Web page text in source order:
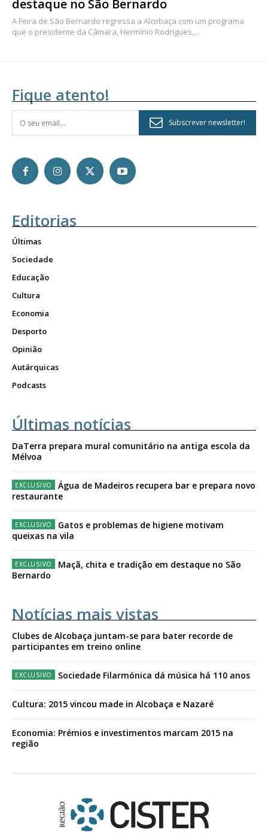
destaque no São Bernardo
A Feira de São Bernardo regressa a Alcobaça com um programa
que o presidente da Câmara, Hermínio Rodrigues,...
Fique atento!
Subscrever newsletter!
Editorias
Últimas
Sociedade
Educação
Cultura
Economia
Desporto
Opinião
Autárquicas
Podcasts
Últimas notícias
DaTerra prepara mural comunitário na antiga escola da
Mélvoa
Água de Madeiros recupera bar e prepara novo
restaurante
Gatos e problemas de higiene motivam
queixas na vila
Maçã, chita e tradição em destaque no São
Bernardo
Notícias mais vistas
Clubes de Alcobaça juntam-se para bater recorde de
participantes em treino online
Sociedade Filarmónica dá música há 110 anos
Cultura: 2015 vincou made in Alcobaça e Nazaré
Economia: Prémios e investimentos marcam 2015 na
região